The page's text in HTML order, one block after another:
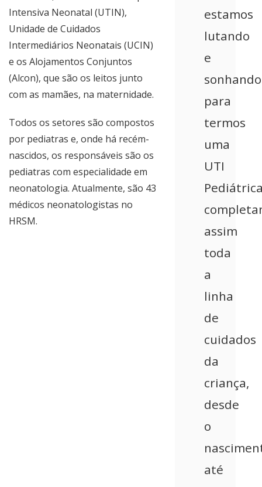
estamos
lutando
e
sonhando
para
termos
uma
UTI
assim
toda
a
linha
de
cuidados
da
criança,
desde
o
até
Intensiva Neonatal (UTIN),
Unidade de Cuidados
Intermediários Neonatais (UCIN)
e os Alojamentos Conjuntos
(Alcon), que são os leitos junto
com as mamães, na maternidade.
Todos os setores são compostos
por pediatras e, onde há recém-
nascidos, os responsáveis são os
pediatras com especialidade em
neonatologia. Atualmente, são 43
médicos neonatologistas no
HRSM.